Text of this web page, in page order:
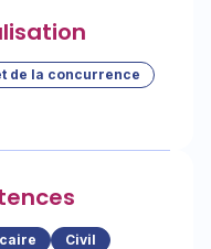
de la concurrence
Civil